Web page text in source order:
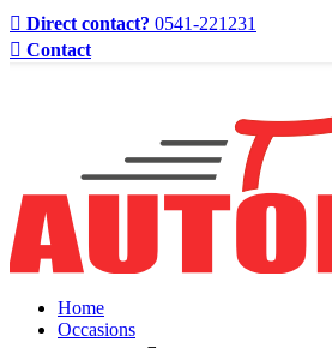
Direct contact? 0541-221231
Contact
Home
Occasions